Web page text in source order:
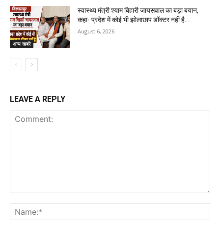
अन्य खबरे
स्वास्थ्य मंत्री श्याम बिहारी जायसवाल का बड़ा बयान,
कहा- प्रदेश में कोई भी झोलाछाप डॉक्टर नहीं है…
August 6, 2026
LEAVE A REPLY